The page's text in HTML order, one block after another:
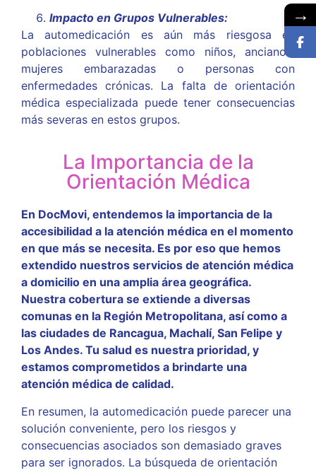
Impacto en Grupos Vulnerables:
La automedicación es aún más riesgosa en
poblaciones vulnerables como niños, ancianos,
mujeres embarazadas o personas con
enfermedades crónicas. La falta de orientación
médica especializada puede tener consecuencias
más severas en estos grupos.
La Importancia de la
Orientación Médica
En DocMovi, entendemos la importancia de la
accesibilidad a la atención médica en el momento
en que más se necesita. Es por eso que hemos
extendido nuestros servicios de atención médica
a domicilio en una amplia área geográfica.
Nuestra cobertura se extiende a diversas
comunas en la Región Metropolitana, así como a
las ciudades de Rancagua, Machalí, San Felipe y
Los Andes. Tu salud es nuestra prioridad, y
estamos comprometidos a brindarte una
atención médica de calidad.
En resumen, la automedicación puede parecer una
solución conveniente, pero los riesgos y
consecuencias asociados son demasiado graves
para ser ignorados. La búsqueda de orientación
→
Consulta aquí